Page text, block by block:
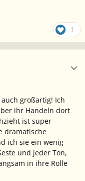
1
großartig! Ich
ihr Handeln dort
ist super
dramatische
ich sie ein wenig
und jeder Ton,
in ihre Rolle